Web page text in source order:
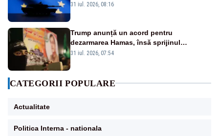
31 iul. 2026, 08:16
Trump anunță un acord pentru
dezarmarea Hamas, însă sprijinul
Israelului rămâne incert
31 iul. 2026, 07:54
CATEGORII POPULARE
Actualitate
Politica Interna - nationala